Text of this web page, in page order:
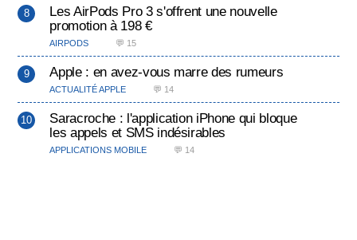
Les AirPods Pro 3 s'offrent une nouvelle
promotion à 198 €
AIRPODS 💬 15
Apple : en avez-vous marre des rumeurs
ACTUALITÉ APPLE 💬 14
Saracroche : l'application iPhone qui bloque
les appels et SMS indésirables
APPLICATIONS MOBILE 💬 14